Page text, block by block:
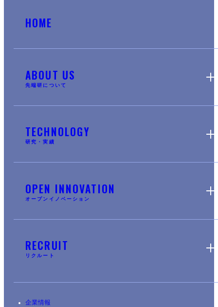
HOME
ABOUT US
先端研について
TECHNOLOGY
研究・実績
OPEN INNOVATION
オープンイノベーション
RECRUIT
リクルート
企業情報